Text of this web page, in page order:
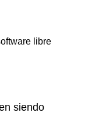
libre
siendo